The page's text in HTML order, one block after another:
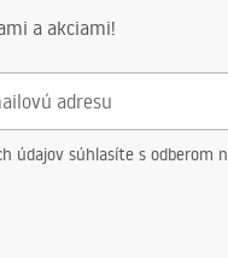
a akciami!
údajov súhlasíte s odberom